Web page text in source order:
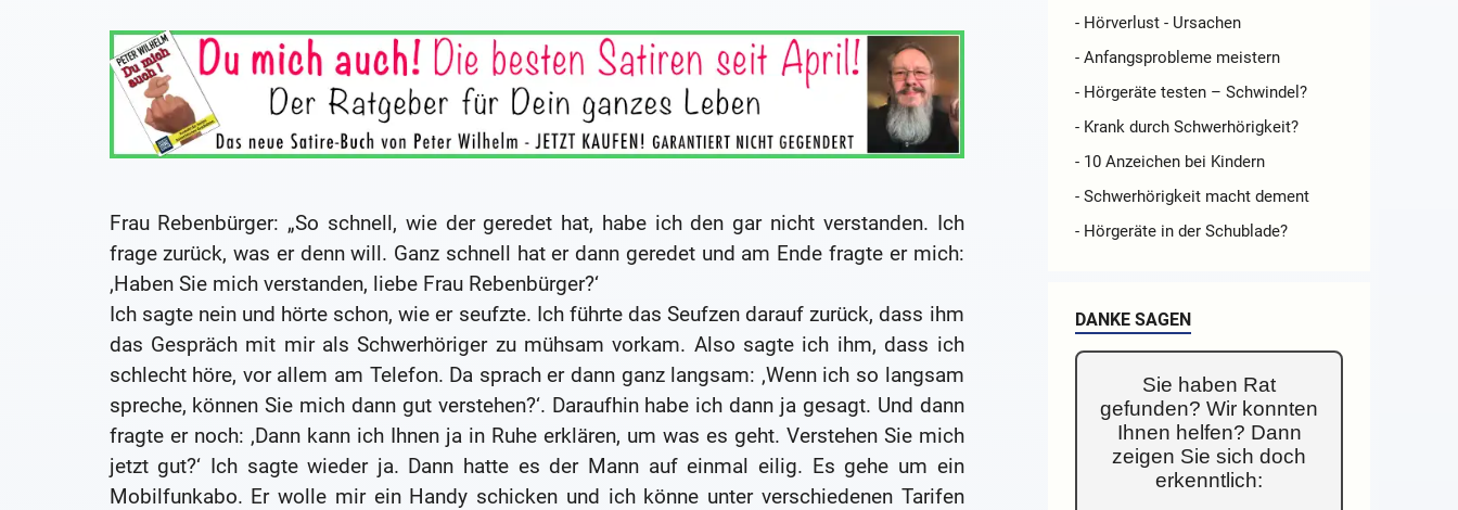
Frau Rebenbürger: „So schnell, wie der geredet hat, habe ich den gar nicht verstanden. Ich
frage zurück, was er denn will. Ganz schnell hat er dann geredet und am Ende fragte er mich:
‚Haben Sie mich verstanden, liebe Frau Rebenbürger?‘
Ich sagte nein und hörte schon, wie er seufzte. Ich führte das Seufzen darauf zurück, dass ihm
das Gespräch mit mir als Schwerhöriger zu mühsam vorkam. Also sagte ich ihm, dass ich
schlecht höre, vor allem am Telefon. Da sprach er dann ganz langsam: ‚Wenn ich so langsam
spreche, können Sie mich dann gut verstehen?‘. Daraufhin habe ich dann ja gesagt. Und dann
fragte er noch: ‚Dann kann ich Ihnen ja in Ruhe erklären, um was es geht. Verstehen Sie mich
jetzt gut?‘ Ich sagte wieder ja. Dann hatte es der Mann auf einmal eilig. Es gehe um ein
Mobilfunkabo. Er wolle mir ein Handy schicken und ich könne unter verschiedenen Tarifen
- Hörverlust - Ursachen
- Anfangsprobleme meistern
- Hörgeräte testen – Schwindel?
- Krank durch Schwerhörigkeit?
- 10 Anzeichen bei Kindern
- Schwerhörigkeit macht dement
- Hörgeräte in der Schublade?
DANKE SAGEN
Sie haben Rat
gefunden? Wir konnten
Ihnen helfen? Dann
zeigen Sie sich doch
erkenntlich: